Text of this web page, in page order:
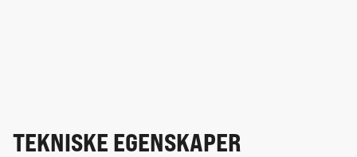
TEKNISKE EGENSKAPER